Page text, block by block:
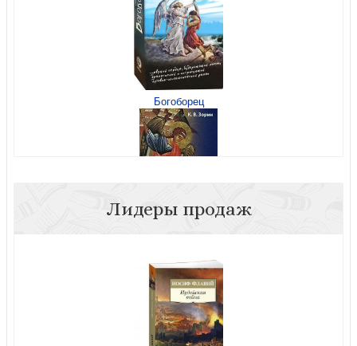
Теперь на Рим, или зрелые годы апостола Павла
Его имя — Победа
Богоборец
никотиновая
Лидеры продаж